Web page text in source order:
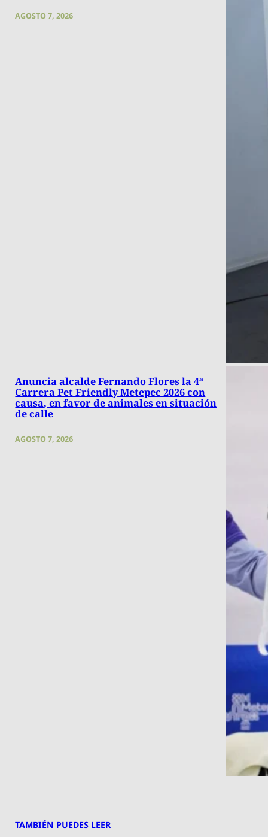
AGOSTO 7, 2026
Anuncia alcalde Fernando Flores la 4ª
Carrera Pet Friendly Metepec 2026 con
causa, en favor de animales en situación
de calle
AGOSTO 7, 2026
TAMBIÉN PUEDES LEER